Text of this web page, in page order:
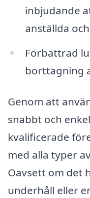
inbjudande
anställda
Förbättrad
borttagning
Genom att
snabbt och
kvalificerade
med alla typer
Oavsett om det
underhåll eller